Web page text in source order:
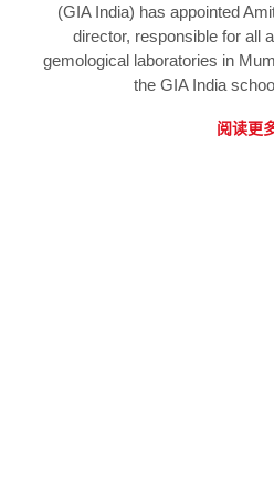
(GIA India) has appointed
director, responsible for all
gemological laboratories in
the GIA India
阅读更